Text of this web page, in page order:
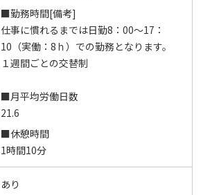
■勤務時間[備考]
仕事に慣れるまでは日勤8：00～17：
10（実働：8ｈ）での勤務となります。
１週間ごとの交替制
■月平均労働日数
21.6
■休憩時間
1時間10分
あり